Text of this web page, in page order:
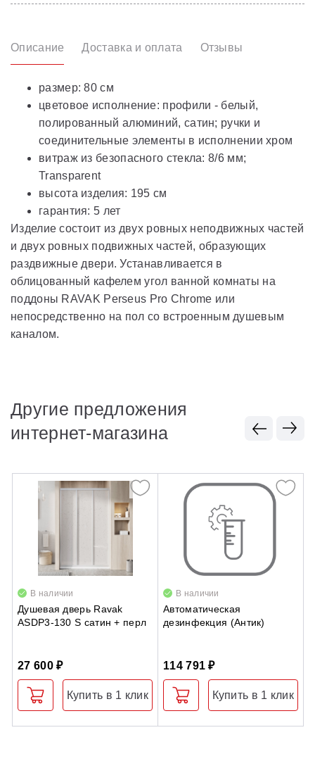
Описание Доставка и оплата Отзывы
размер: 80 cм
цветовое исполнение: профили - белый,
полированный алюминий, сатин; ручки и
соединительные элементы в исполнении хром
витраж из безопасного стекла: 8/6 мм;
Transparent
высота изделия: 195 см
гарантия: 5 лет
Изделие состоит из двух ровных неподвижных частей
и двух ровных подвижных частей, образующих
раздвижные двери. Устанавливается в
облицованный кафелем угол ванной комнаты на
поддоны RAVAK Perseus Pro Chrome или
непосредственно на пол со встроенным душевым
каналом.
Другие предложения
интернет-магазина
В наличии
Душевая дверь Ravak
ASDP3-130 S сатин + перл
27 600 ₽
Купить в 1 клик
В наличии
Автоматическая
дезинфекция (Антик)
114 791 ₽
Купить в 1 клик